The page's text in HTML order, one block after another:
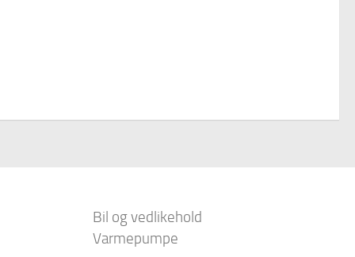
Bil og vedlikehold
Varmepumpe